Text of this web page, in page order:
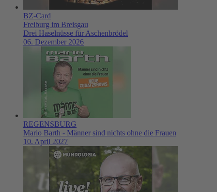
BZ-Card
Freiburg im Breisgau
Drei Haselnüsse für Aschenbrödel
06. Dezember 2026
REGENSBURG
Mario Barth - Männer sind nichts ohne die Frauen
10. April 2027